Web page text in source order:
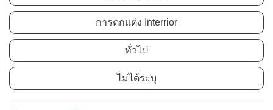
การตกแต่ง Interrior
ทั่วไป
ไม่ได้ระบุ